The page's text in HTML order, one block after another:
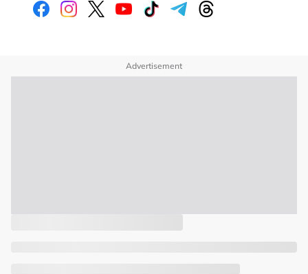
Advertisement